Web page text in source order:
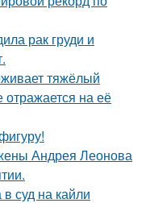
рак груди и
тяжёлый
отражается на её
Андрея Леонова
суд на кайли